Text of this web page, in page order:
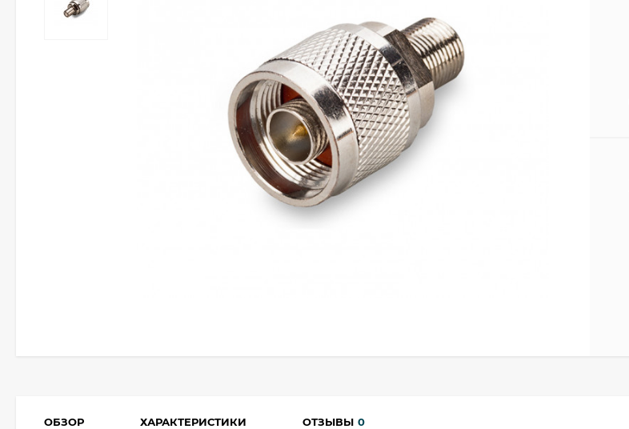
ОБЗОР ХАРАКТЕРИСТИКИ ОТЗЫВЫ 0